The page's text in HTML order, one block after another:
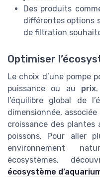
Des produits
différentes options
de filtration
Optimiser
Le choix d’une pompe
puissance ou au prix
l’équilibre global de
dimensionnée,
croissance des
poissons. Pour aller
environnement
écosystèmes,
écosystème